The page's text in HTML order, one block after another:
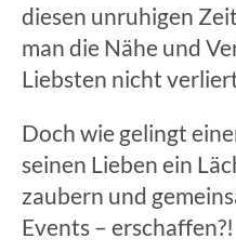
diesen unruhigen
man die Nähe und
Liebsten nicht
Doch wie gelingt
seinen Lieben ein
zaubern und
Events – erschaffen?!